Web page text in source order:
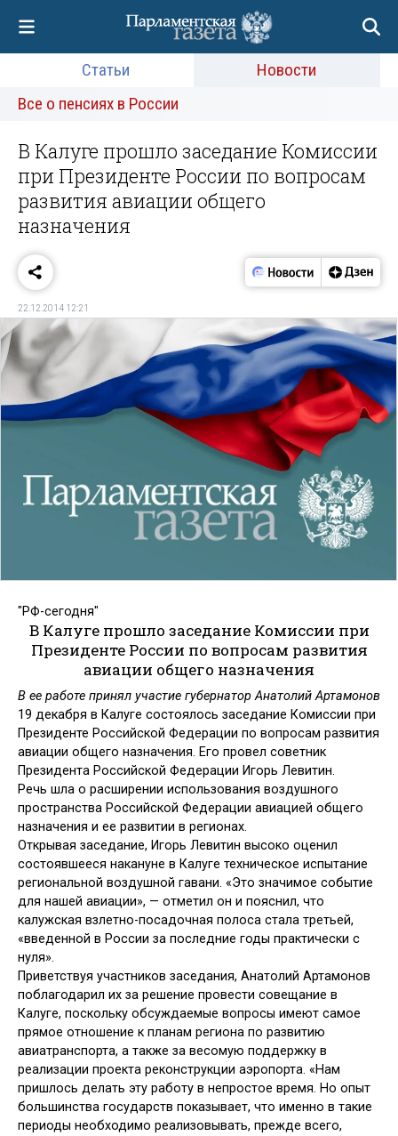
Статьи
Новости
Все о пенсиях в России
В Калуге прошло заседание Комиссии
при Президенте России по вопросам
развития авиации общего
назначения
22.12.2014 12:21
"РФ-сегодня"
В Калуге прошло заседание Комиссии при
Президенте России по вопросам развития
авиации общего назначения
В ее работе принял участие губернатор АнатолийАртамонов
19 декабря в Калуге состоялось заседание Комиссии при
Президенте Российской Федерации по вопросам развития
авиации общего назначения. Его провел советник
Президента Российской Федерации Игорь Левитин.
Речь шла о расширении использования воздушного
пространства Российской Федерации авиацией общего
назначения и ее развитии в регионах.
Открывая заседание, Игорь Левитин высоко оценил
состоявшееся накануне в Калуге техническое испытание
региональной воздушной гавани. «Это значимое событие
для нашей авиации», — отметил он и пояснил, что
калужская взлетно-посадочная полоса стала третьей,
«введенной в России за последние годы практически с
нуля».
Приветствуя участников заседания, Анатолий Артамонов
поблагодарил их за решение провести совещание в
Калуге, поскольку обсуждаемые вопросы имеют самое
прямое отношение к планам региона по развитию
авиатранспорта, а также за весомую поддержку в
реализации проекта реконструкции аэропорта. «Нам
пришлось делать эту работу в непростое время. Но опыт
большинства государств показывает, что именно в такие
периоды необходимо реализовывать, прежде всего,